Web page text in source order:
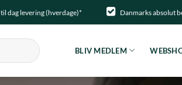
til dag levering (hverdage)* Danmarks absolut
BLIV MEDLEM